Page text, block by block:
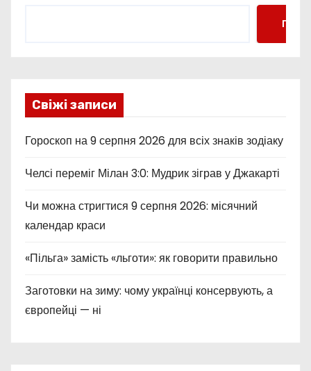
Свіжі записи
Гороскоп на 9 серпня 2026 для всіх знаків зодіаку
Челсі переміг Мілан 3:0: Мудрик зіграв у Джакарті
Чи можна стригтися 9 серпня 2026: місячний
календар краси
«Пільга» замість «льготи»: як говорити правильно
Заготовки на зиму: чому українці консервують, а
європейці — ні